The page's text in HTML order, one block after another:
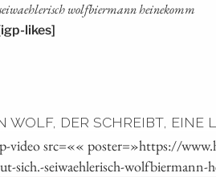
wolf­bier­mann heinekomm
likes]
WOLF, DER SCHREIBT, EINE
video src=«« poster=»https://
sich.-seiwaehlerisch-